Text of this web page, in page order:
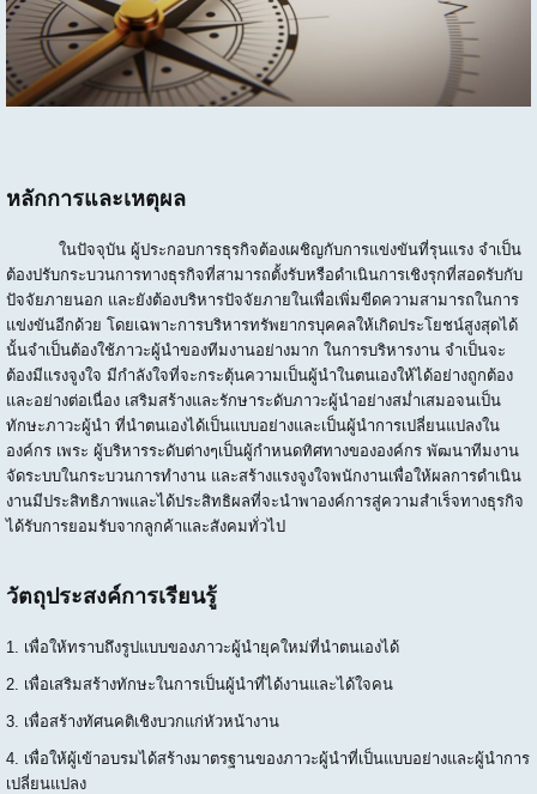
หลักการและเหตุผล
ในปัจจุบัน ผู้ประกอบการธุรกิจต้องเผชิญกับการแข่งขันที่รุนแรง จำเป็น
ต้องปรับกระบวนการทางธุรกิจที่สามารถตั้งรับหรือดำเนินการเชิงรุกที่สอดรับกับ
ปัจจัยภายนอก และยังต้องบริหารปัจจัยภายในเพื่อเพิ่มขีดความสามารถในการ
แข่งขันอีกด้วย โดยเฉพาะการบริหารทรัพยากรบุคคลให้เกิดประโยชน์สูงสุดได้
นั้นจำเป็นต้องใช้ภาวะผู้นำของทีมงานอย่างมาก ในการบริหารงาน จำเป็นจะ
ต้องมีแรงจูงใจ มีกำลังใจที่จะกระตุ้นความเป็นผู้นำในตนเองให้ได้อย่างถูกต้อง
และอย่างต่อเนื่อง เสริมสร้างและรักษาระดับภาวะผู้นำอย่างสม่ำเสมอจนเป็น
ทักษะภาวะผู้นำ ที่นำตนเองได้เป็นแบบอย่างและเป็นผู้นำการเปลี่ยนแปลงใน
องค์กร เพระ ผู้บริหารระดับต่างๆเป็นผู้กำหนดทิศทางขององค์กร พัฒนาทีมงาน
จัดระบบในกระบวนการทำงาน และสร้างแรงจูงใจพนักงานเพื่อให้ผลการดำเนิน
งานมีประสิทธิภาพและได้ประสิทธิผลที่จะนำพาองค์การสู่ความสำเร็จทางธุรกิจ
ได้รับการยอมรับจากลูกค้าและสังคมทั่วไป
วัตถุประสงค์การเรียนรู้
1. เพื่อให้ทราบถึงรูปแบบของภาวะผู้นำยุคใหม่ที่นำตนเองได้
2. เพื่อเสริมสร้างทักษะในการเป็นผู้นำที่ได้งานและได้ใจคน
3. เพื่อสร้างทัศนคติเชิงบวกแก่หัวหน้างาน
4. เพื่อให้ผู้เข้าอบรมได้สร้างมาตรฐานของภาวะผู้นำที่เป็นแบบอย่างและผู้นำการ
เปลี่ยนแปลง